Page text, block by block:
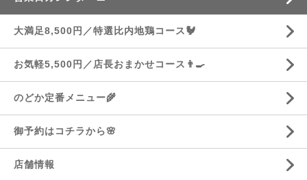
大満足8,500円／特選比内地鶏コース🐓
お気軽5,500円／店長おまかせコース👨‍🍳
のどか定番メニュー🌾
御予約はコチラから🌸
店舗情報